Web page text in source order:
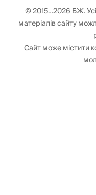
© 2015…2026 БЖ.
матеріалів сайту
Сайт може містити